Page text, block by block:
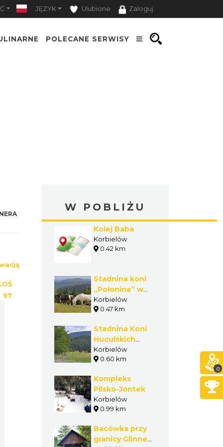
JĘZYK Ulubione Zaloguj
POLECANE SERWISY
97
W POBLIŻU
Kolej Baba
Korbielów
0.42 km
Stadnina koni
„Połonina” w
Korbielowie
Korbielów
0.47 km
Stadnina Koni
Huculskich
Fero w
Korbielowie
Korbielów
0.60 km
Kompleks
Pilsko-Jontek
Korbielów
0.99 km
Bacówka przy
granicy Glinne
0